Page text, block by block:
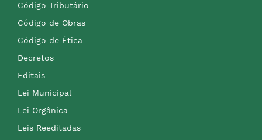
Código Tributário
Código de Obras
Código de Ética
Decretos
Editais
Lei Municipal
Lei Orgânica
Leis Reeditadas